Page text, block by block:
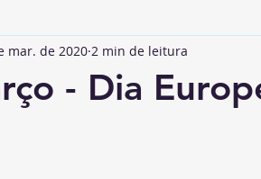
- Dia
mar. de 2020 2 min de leitura